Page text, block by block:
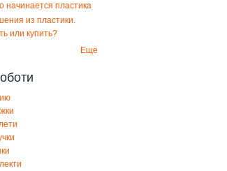
начинается пластика
из пластики.
или купить?
Еще